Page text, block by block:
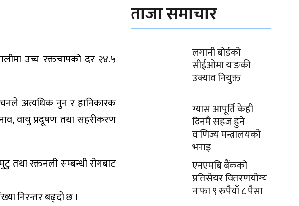
उच्च रक्तचापको दर २४.५
अत्यधिक नुन र हानिकारक
वायु प्रदूषण तथा सहरीकरण
रक्तनली सम्बन्धी रोगबाट
निरन्तर बढ्दो छ ।
ताजा समाचार
लगानी बोर्डको
सीईओमा याङकी
उक्याव नियुक्त
ग्यास आपूर्ति केही
दिनमै सहज हुने
वाणिज्य मन्त्रालयको
भनाइ
एनएमबि बैंकको
प्रतिसेयर वितरणयोग्य
नाफा ९ रुपैयाँ ८ पैसा